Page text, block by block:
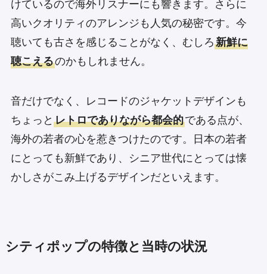
けているので海外リスナーにも響きます。さらに
高いクオリティのアレンジも人気の秘密です。今
聴いても古さを感じることがなく、むしろ新鮮に
聴こえるのかもしれません。
音だけでなく、レコードのジャケットデザインも
ちょっと レトロでありながら都会的である点が、
海外の若者の心を惹きつけたのです。日本の若者
にとっても新鮮であり、シニア世代にとっては懐
かしさがこみ上げるデザインだといえます。
シティポップの特徴と当時の状況